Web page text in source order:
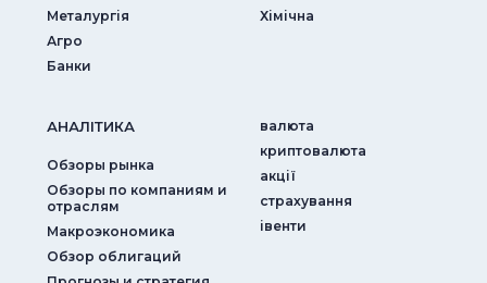
Металургія
Агро
Банки
Хімічна
АНАЛIТИКА
Обзоры рынка
Обзоры по компаниям и
отраслям
Макроэкономика
Обзор облигаций
валюта
криптовалюта
акції
страхування
iвенти